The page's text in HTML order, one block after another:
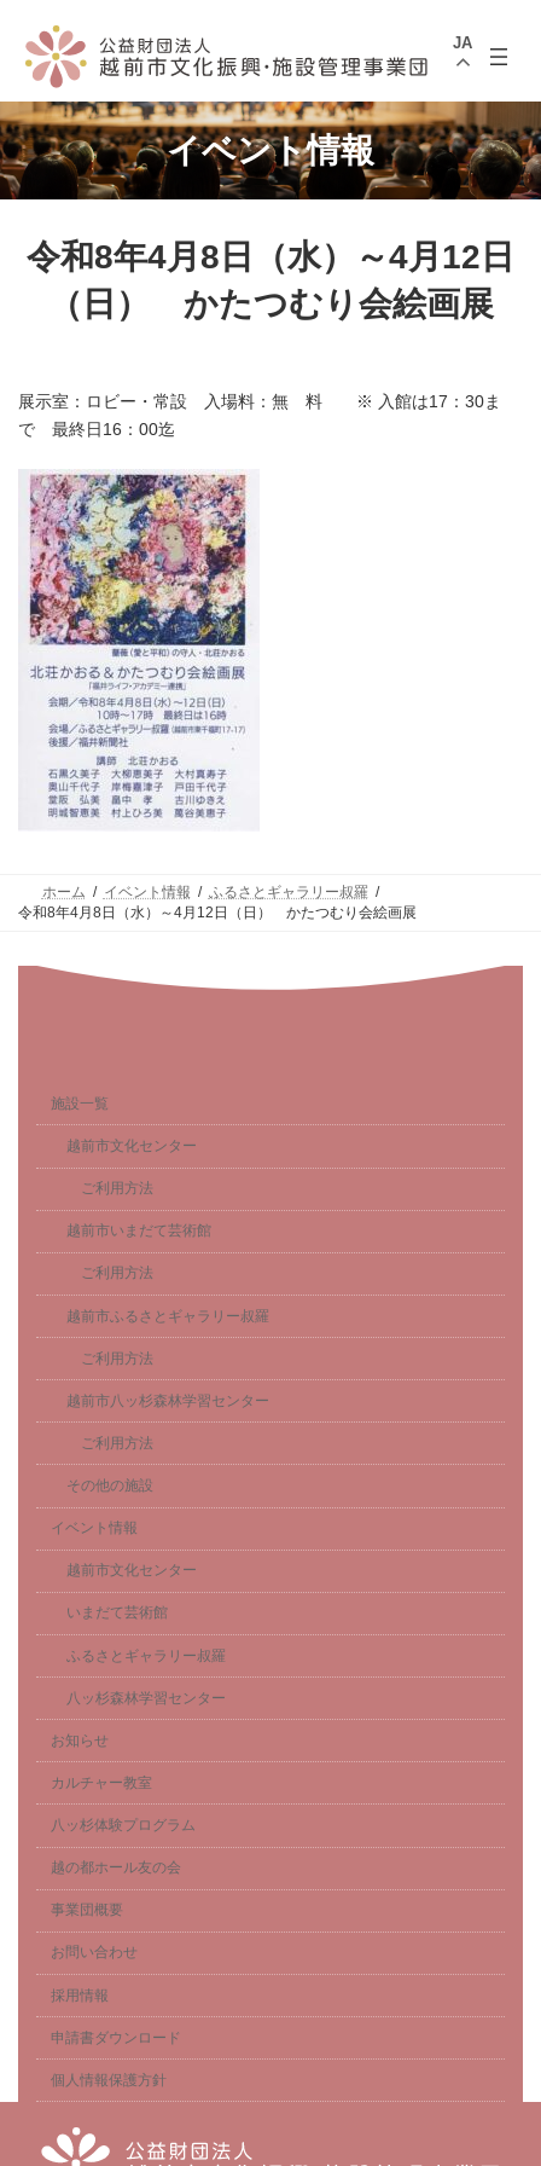
へ
ス
キ
ッ
プ
ョ
ン
に
移
動
JA
イベント情報
令和8年4月8日（水）～4月12日
（日） かたつむり会絵画展
展示室：ロビー・常設 入場料：無 料 ※ 入館は17：30ま
で 最終日16：00迄
ホーム イベント情報
ふるさとギャラリー叔羅
令和8年4月8日（水）～4月12日（日） かたつむり会絵画展
施設一覧
越前市文化センター
ご利用方法
越前市いまだて芸術館
ご利用方法
越前市ふるさとギャラリー叔羅
ご利用方法
越前市八ッ杉森林学習センター
ご利用方法
その他の施設
イベント情報
越前市文化センター
いまだて芸術館
ふるさとギャラリー叔羅
八ッ杉森林学習センター
お知らせ
カルチャー教室
八ッ杉体験プログラム
越の都ホール友の会
事業団概要
お問い合わせ
採用情報
申請書ダウンロード
個人情報保護方針